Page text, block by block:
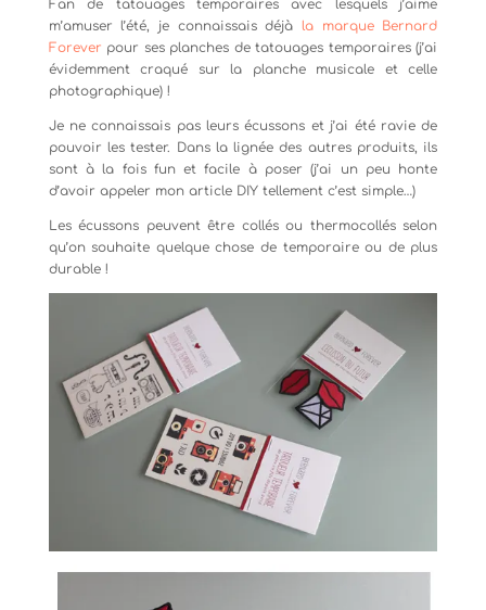
Fan de tatouages temporaires avec lesquels j’aime
m’amuser l’été, je connaissais déjà la marque Bernard
Forever pour ses planches de tatouages temporaires (j’ai
évidemment craqué sur la planche musicale et celle
photographique) !
Je ne connaissais pas leurs écussons et j’ai été ravie de
pouvoir les tester. Dans la lignée des autres produits, ils
sont à la fois fun et facile à poser (j’ai un peu honte
d’avoir appeler mon article DIY tellement c’est simple…)
Les écussons peuvent être collés ou thermocollés selon
qu’on souhaite quelque chose de temporaire ou de plus
durable !